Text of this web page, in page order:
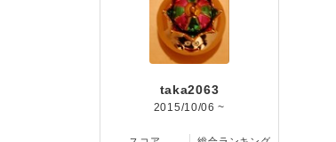
taka2063
2015/10/06 ~